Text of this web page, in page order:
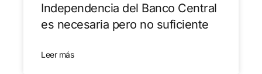
Independencia del Banco Central
es necesaria pero no suficiente
Leer más